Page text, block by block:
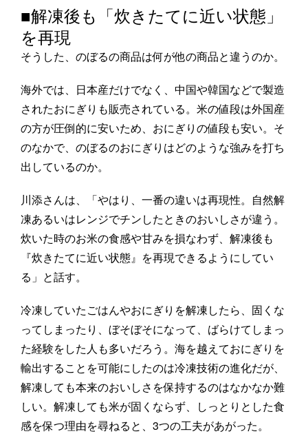
■解凍後も「炊きたてに近い状態」
を再現
そうした、のぼるの商品は何が他の商品と違うのか。
海外では、日本産だけでなく、中国や韓国などで製造
されたおにぎりも販売されている。米の値段は外国産
の方が圧倒的に安いため、おにぎりの値段も安い。そ
のなかで、のぼるのおにぎりはどのような強みを打ち
出しているのか。
川添さんは、「やはり、一番の違いは再現性。自然解
凍あるいはレンジでチンしたときのおいしさが違う。
炊いた時のお米の食感や甘みを損なわず、解凍後も
『炊きたてに近い状態』を再現できるようにしてい
る」と話す。
冷凍していたごはんやおにぎりを解凍したら、固くな
ってしまったり、ぼそぼそになって、ばらけてしまっ
た経験をした人も多いだろう。海を越えておにぎりを
輸出することを可能にしたのは冷凍技術の進化だが、
解凍しても本来のおいしさを保持するのはなかなか難
しい。解凍しても米が固くならず、しっとりとした食
感を保つ理由を尋ねると、3つの工夫があがった。